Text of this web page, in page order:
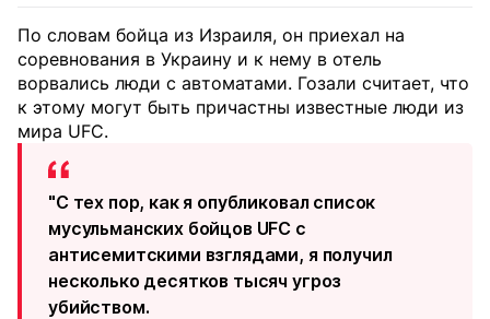
По словам бойца из Израиля, он приехал на
соревнования в Украину и к нему в отель
ворвались люди с автоматами. Гозали считает, что
к этому могут быть причастны известные люди из
мира UFC.
"С тех пор, как я опубликовал список
мусульманских бойцов UFC с
антисемитскими взглядами, я получил
несколько десятков тысяч угроз
убийством.